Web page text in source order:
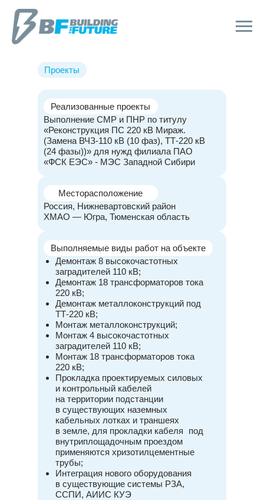
Реализованные проекты
Выполнение СМР и ПНР по титулу
«Реконструкция ПС 220 кВ Мираж.
(Замена ВЧЗ-110 кВ (10 фаз), ТТ-220 кВ
(24 фазы))» для нужд филиала ПАО
«ФСК ЕЭС» - МЭС Западной Сибири
Месторасположение
Россия, Нижневартовский район
ХМАО — Югра, Тюменская область
Выполняемые виды работ на объекте
Демонтаж 8 высокочастотных
заградителей 110 кВ;
Демонтаж 18 трансформаторов тока
220 кВ;
Демонтаж металлоконструкций под
ТТ-220 кВ;
Монтаж металлоконструкций;
Монтаж 4 высокочастотных
заградителей 110 кВ;
Монтаж 18 трансформаторов тока
220 кВ;
Прокладка проектируемых силовых
и контрольный кабелей
на территории подстанции
в существующих наземных
кабельных лотках и траншеях
в земле, для прокладки кабеля под
внутриплощадочным проездом
применяются хризотилцементные
трубы;
Интеграция нового оборудования
в существующие системы РЗА,
ССПИ, АИИС КУЭ
Проекты